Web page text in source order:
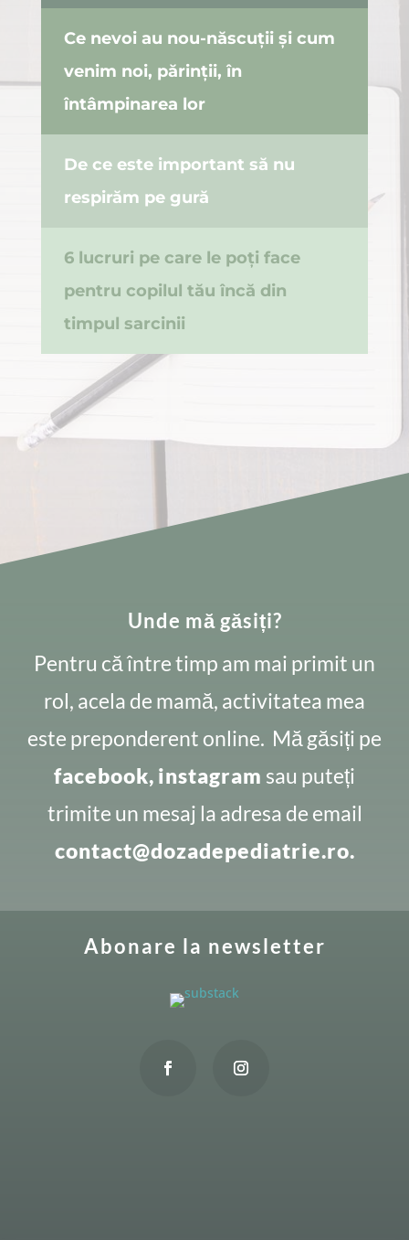
Ce nevoi au nou-născuții și cum
venim noi, părinții, în
întâmpinarea lor
De ce este important să nu
respirăm pe gură
6 lucruri pe care le poți face
pentru copilul tău încă din
timpul sarcinii
Unde mă găsiți?
Pentru că între timp am mai primit un
rol, acela de mamă, activitatea mea
este preponderent online. Mă găsiți pe
facebook, instagram sau puteți
trimite un mesaj la adresa de email
contact@dozadepediatrie.ro.
Abonare la newsletter